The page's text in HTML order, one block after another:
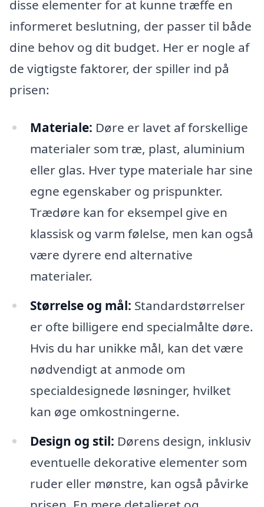
disse elementer for at kunne træffe en
informeret beslutning, der passer til både
dine behov og dit budget. Her er nogle af
de vigtigste faktorer, der spiller ind på
prisen:
Materiale: Døre er lavet af forskellige
materialer som træ, plast, aluminium
eller glas. Hver type materiale har sine
egne egenskaber og prispunkter.
Trædøre kan for eksempel give en
klassisk og varm følelse, men kan også
være dyrere end alternative
materialer.
Størrelse og mål: Standardstørrelser
er ofte billigere end specialmålte døre.
Hvis du har unikke mål, kan det være
nødvendigt at anmode om
specialdesignede løsninger, hvilket
kan øge omkostningerne.
Design og stil: Dørens design, inklusiv
eventuelle dekorative elementer som
ruder eller mønstre, kan også påvirke